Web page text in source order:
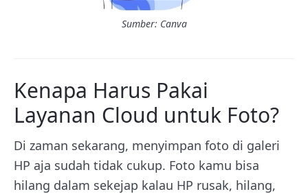
Sumber: Canva
Kenapa Harus Pakai
Layanan Cloud untuk Foto?
Di zaman sekarang, menyimpan foto di galeri
HP aja sudah tidak cukup. Foto kamu bisa
hilang dalam sekejap kalau HP rusak, hilang,